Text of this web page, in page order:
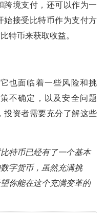
跨境支付，还可以作为一
始接受比特币作为支付方
特币来获取收益。
也面临着一些风险和挑
不确定，以及安全问题
投资者需要充分了解这些
特币已经有了一个基本
字货币，虽然充满挑
你能在这个充满变革的